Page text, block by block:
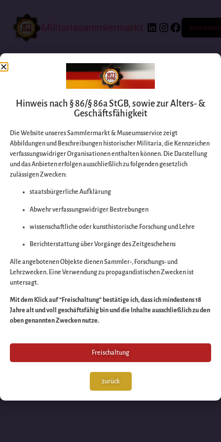
Militariasammlermarkt Anmelden
Entschuldigen Sie
bitte die
Wir arbeiten an
großartigen Sache
schauen Sie bald
wieder vorbei!
Hinweis nach § 86/§ 86a StGB, sowie zur Alters- &
Geschäftsfähigkeit
Die Website unseres Sammlermarkt & Museumsservice zeigt
Abbildungen und Beschreibungen historischer Militaria, die Kennzeichen
verfassungswidriger Organisationen enthalten können. Die Darstellung
und das Anbieten erfolgen ausschließlich zu folgenden gesetzlich
zulässigen Zwecken:
staatsbürgerliche Aufklärung
Abwehr verfassungswidriger Bestrebungen
wissenschaftliche oder kunsthistorische Forschung und Lehre
Berichterstattung über Vorgänge des Zeitgeschehens
Alle angebotenen Objekte dienen Sammler-, Forschungs- und
Lehrzwecken. Eine Verwendung zu propagandistischen Zwecken ist
untersagt.
Mit dem Klick auf “Freischaltung” bestätige ich, dass ich mindestens 18
Jahre alt und voll geschäftsfähig bin und die Inhalte ausschließlich zu den
oben genannten Zwecken nutze.
Freischaltung
zurück